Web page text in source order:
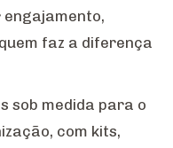
faz a diferença
sob medida para o
com kits,